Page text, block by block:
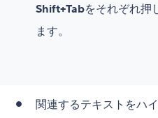
Shift+Tabをそれぞれ押
ます。
関連するテキストをハ